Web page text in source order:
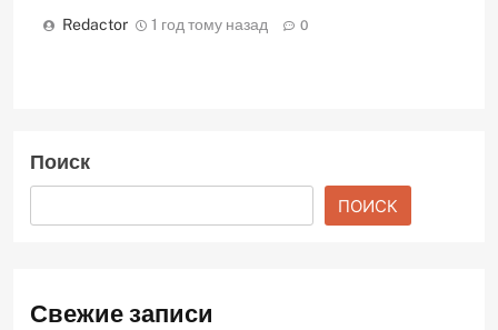
Redactor 1 год тому назад 0
Поиск
ПОИСК
Свежие записи